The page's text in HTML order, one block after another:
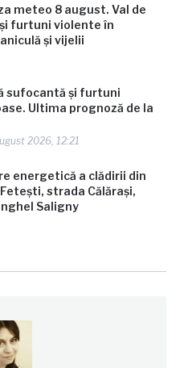
meteo 8 august. Val de
furtuni violente în
și vijelii
sufocantă și furtuni
Ultima prognoză de la
2026, 12:21
energetică a clădirii din
strada Călărași,
Saligny